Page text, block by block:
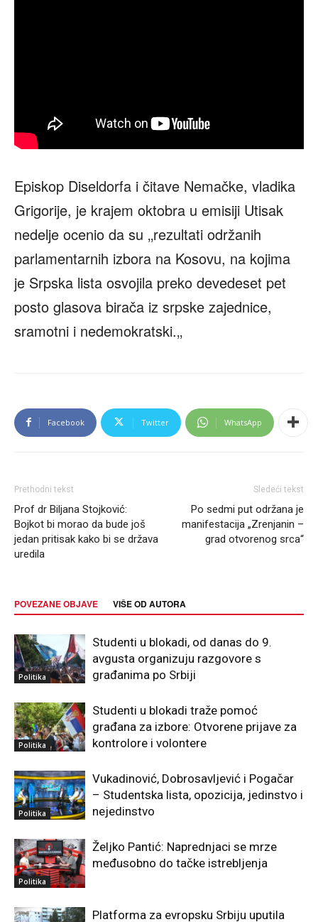
Episkop Diseldorfa i čitave Nemačke, vladika
Grigorije, je krajem oktobra u emisiji Utisak
nedelje ocenio da su ‚‚rezultati održanih
parlamentarnih izbora na Kosovu, na kojima
je Srpska lista osvojila preko devedeset pet
posto glasova birača iz srpske zajednice,
sramotni i nedemokratski.‚‚
Facebook Twitter WhatsApp
Prethodni tekst
Prof dr Biljana Stojković:
Bojkot bi morao da bude još
jedan pritisak kako bi se država
uredila
Sledeći tekst
Po sedmi put održana je
manifestacija „Zrenjanin –
grad otvorenog srca“
POVEZANE OBJAVE VIŠE OD AUTORA
Politika
Studenti u blokadi, od danas do 9.
avgusta organizuju razgovore s
građanima po Srbiji
Politika
Studenti u blokadi traže pomoć
građana za izbore: Otvorene prijave za
kontrolore i volontere
Politika
Vukadinović, Dobrosavljević i Pogačar
– Studentska lista, opozicija, jedinstvo i
nejedinstvo
Politika
Željko Pantić: Naprednjaci se mrze
međusobno do tačke istrebljenja
Platforma za evropsku Srbiju uputila